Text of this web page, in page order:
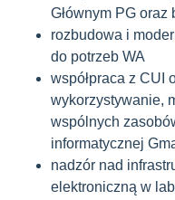
Głównym PG
rozbudowa i
do potrzeb WA
współpraca z CUI
wykorzystywanie,
wspólnych
informatycznej
nadzór nad
elektroniczną w